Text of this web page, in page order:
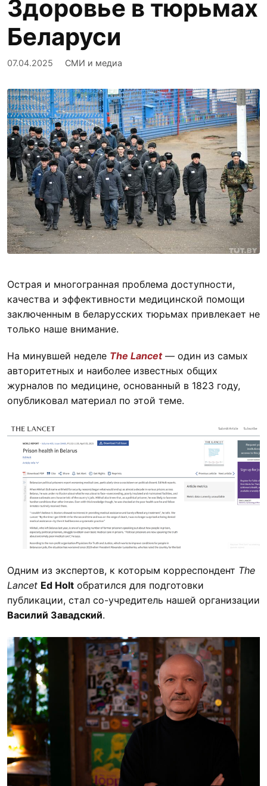
Здоровье в тюрьмах
Беларуси
07.04.2025 СМИ и медиа
Острая и многогранная проблема доступности,
качества и эффективности медицинской помощи
заключенным в беларусских тюрьмах привлекает не
только наше внимание.
На минувшей неделе The Lancet— один из самых
авторитетных и наиболее известных общих
журналов по медицине, основанный в 1823 году,
опубликовал материал по этой теме.
Одним из экспертов, к которым корреспондент The
Lancet Ed Holt обратился для подготовки
публикации, стал со-учредитель нашей организации
Василий Завадский.